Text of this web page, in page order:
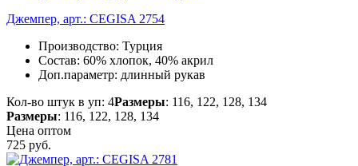
Джемпер, арт.: CEGISA 2754
Производство: Турция
Состав: 60% хлопок, 40% акрил
Доп.параметр: длинный рукав
Кол-во штук в уп: 4Размеры: 116, 122, 128, 134
Размеры: 116, 122, 128, 134
Цена оптом
725 руб.